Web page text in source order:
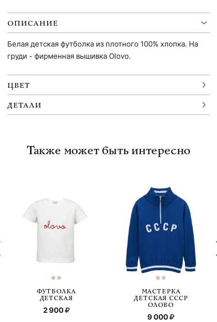
ОПИСАНИЕ
Белая детская футболка из плотного 100% хлопка. На
груди - фирменная вышивка Olovo.
ЦВЕТ
ДЕТАЛИ
Также может быть интересно
ФУТБОЛКА
ДЕТСКАЯ
2 900
МАСТЕРКА
ДЕТСКАЯ СССР
ОЛОВО
9 000